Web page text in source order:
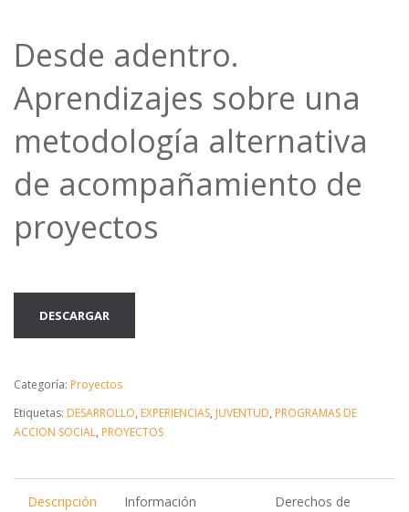
Desde adentro.
Aprendizajes sobre una
metodología alternativa
de acompañamiento de
proyectos
DESCARGAR
Categoría: Proyectos
Etiquetas: DESARROLLO, EXPERIENCIAS, JUVENTUD, PROGRAMAS DE
ACCION SOCIAL, PROYECTOS
Descripción
Información
Derechos de